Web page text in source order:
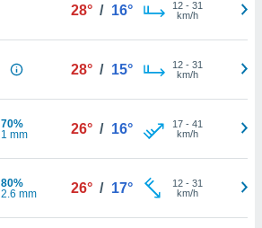
28° / 16° 12- 31
km/h
28° / 15° 12- 31
km/h
70%
1 mm
26° / 16° 17- 41
km/h
80%
2.6 mm
26° / 17° 12- 31
km/h